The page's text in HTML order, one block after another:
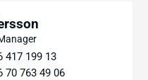
417 199 13
70 763 49 06